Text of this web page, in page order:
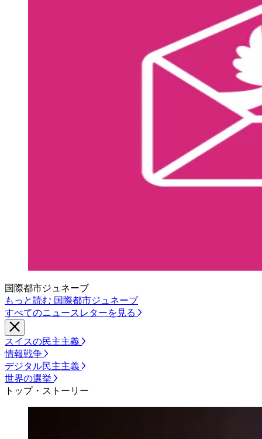
国際都市ジュネーブ
もっと読む 国際都市ジュネーブ
すべてのニュースレターを見る
スイスの民主主義
情報戦争
デジタル民主主義
世界の選挙
トップ・ストーリー